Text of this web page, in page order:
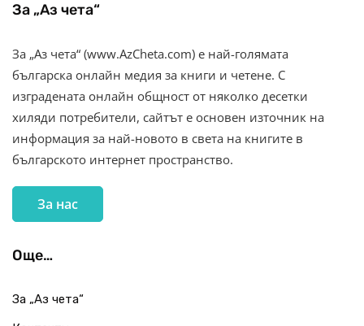
За „Аз чета“
За „Аз чета“ (www.AzCheta.com) е най-голямата
българска онлайн медия за книги и четене. С
изградената онлайн общност от няколко десетки
хиляди потребители, сайтът е основен източник на
информация за най-новото в света на книгите в
българското интернет пространство.
За нас
Още…
За „Аз чета“